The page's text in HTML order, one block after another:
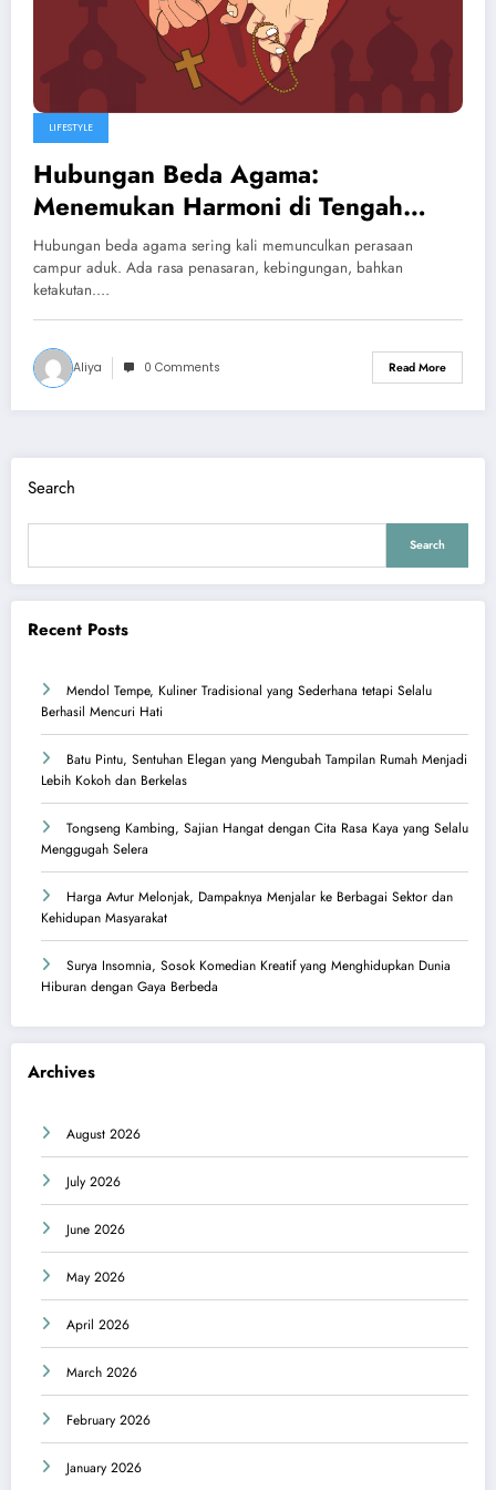
LIFESTYLE
Hubungan Beda Agama:
Menemukan Harmoni di Tengah
Perbedaan Keyakinan
Hubungan beda agama sering kali memunculkan perasaan
campur aduk. Ada rasa penasaran, kebingungan, bahkan
ketakutan.…
Aliya 0 Comments Read More
Search
Search
Recent Posts
Mendol Tempe, Kuliner Tradisional yang Sederhana tetapi Selalu
Berhasil Mencuri Hati
Batu Pintu, Sentuhan Elegan yang Mengubah Tampilan Rumah Menjadi
Lebih Kokoh dan Berkelas
Tongseng Kambing, Sajian Hangat dengan Cita Rasa Kaya yang Selalu
Menggugah Selera
Harga Avtur Melonjak, Dampaknya Menjalar ke Berbagai Sektor dan
Kehidupan Masyarakat
Surya Insomnia, Sosok Komedian Kreatif yang Menghidupkan Dunia
Hiburan dengan Gaya Berbeda
Archives
August 2026
July 2026
June 2026
May 2026
April 2026
March 2026
February 2026
January 2026